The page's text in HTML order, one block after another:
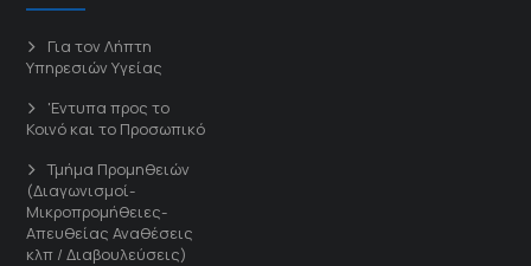
Για τον Λήπτη
Υπηρεσιών Υγείας
'Εντυπα προς το
Κοινό και το Προσωπικό
Τμήμα Προμηθειών
(Διαγωνισμοί-
Μικροπρομήθειες-
Απευθείας Αναθέσεις
κλπ / Διαβουλεύσεις)